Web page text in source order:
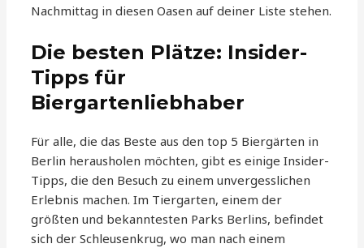
Nachmittag in diesen Oasen auf deiner Liste stehen.
Die besten Plätze: Insider-
Tipps für
Biergartenliebhaber
Für alle, die das Beste aus den top 5 Biergärten in
Berlin herausholen möchten, gibt es einige Insider-
Tipps, die den Besuch zu einem unvergesslichen
Erlebnis machen. Im Tiergarten, einem der
größten und bekanntesten Parks Berlins, befindet
sich der Schleusenkrug, wo man nach einem